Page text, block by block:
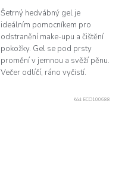
Šetrný hedvábný gel je
ideálním pomocníkem pro
odstranění make-upu a čištění
pokožky. Gel se pod prsty
promění v jemnou a svěží pěnu.
Večer odlíčí, ráno vyčistí.
Kód: ECO100688